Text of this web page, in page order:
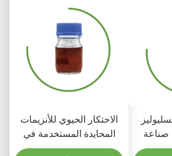
صناعة
إلى
الاحتكار الحيوي للأنزيمات
المحايدة المستخدمة في
صناعة النسيج والصبغات